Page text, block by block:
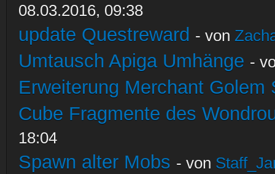
08.03.2016, 09:38
update Questreward - von
Umtausch Apiga Umhänge -
Erweiterung Merchant Golem
Cube Fragmente des
18:04
Spawn alter Mobs - von